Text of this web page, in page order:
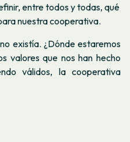
entre todos y todas, qué
nuestra cooperativa.
existía. ¿Dónde estaremos
valores que nos han hecho
válidos, la cooperativa